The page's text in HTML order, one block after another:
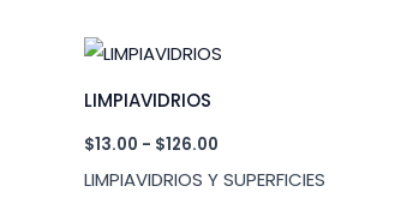
LIMPIAVIDRIOS
$13.00 - $126.00
precios:
LIMPIAVIDRIOS Y SUPERFICIES